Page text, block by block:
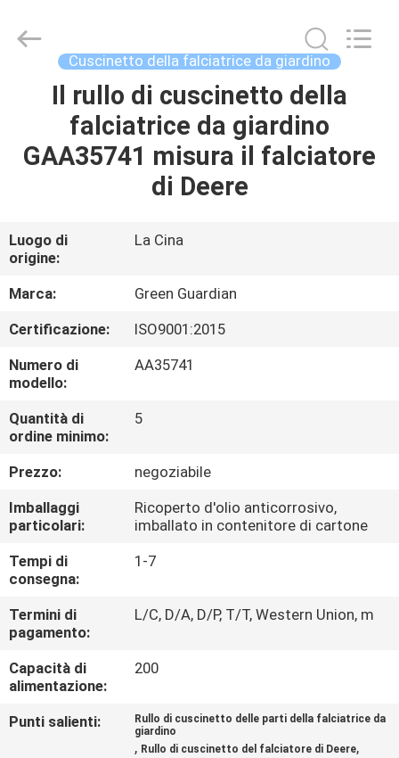
CASA
PRODOTTI
NOI
GIRO
DELLA
FABBRICA
CONTROLLO
DI
QUALITÀ
CONTATTICI
NOTIZIE
RICHIEDA
UNA
Hesheng
Long
Cuscinetto della falciatrice da giardino
Il rullo di cuscinetto della
falciatrice da giardino
GAA35741 misura il falciatore
di Deere
Luogo di
origine:
La Cina
Marca:
Green Guardian
Certificazione:
ISO9001:2015
Numero di
modello:
AA35741
Quantità di
ordine minimo:
5
Prezzo:
negoziabile
Imballaggi
particolari:
Ricoperto d'olio anticorrosivo,
imballato in contenitore di cartone
Tempi di
consegna:
1-7
Termini di
pagamento:
L/C, D/A, D/P, T/T, Western Union, m
Capacità di
alimentazione:
200
Punti salienti:
Rullo di cuscinetto delle parti della falciatrice da
giardino
, Rullo di cuscinetto del falciatore di Deere,